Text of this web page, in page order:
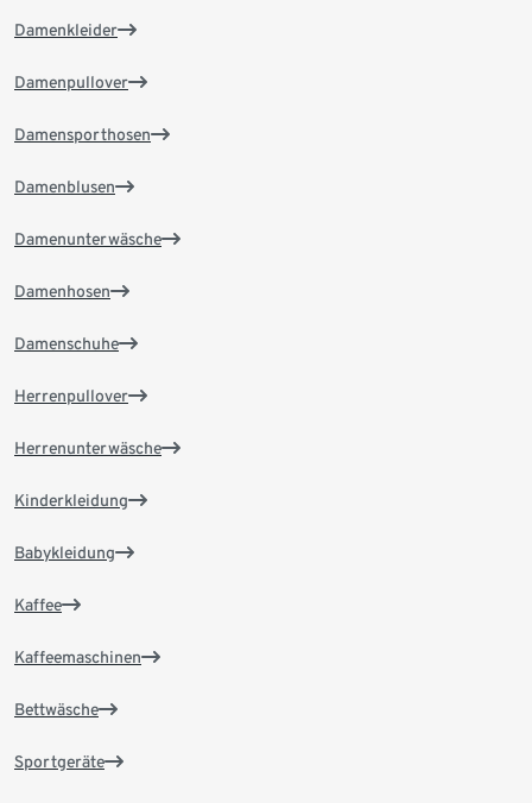
Damenkleider
Damenpullover
Damensporthosen
Damenblusen
Damenunterwäsche
Damenhosen
Damenschuhe
Herrenpullover
Herrenunterwäsche
Kinderkleidung
Babykleidung
Kaffee
Kaffeemaschinen
Bettwäsche
Sportgeräte